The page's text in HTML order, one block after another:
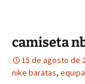
camiseta
15 de agosto de
nike baratas,